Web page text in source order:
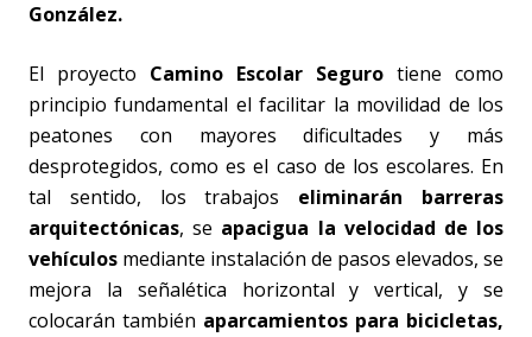
González.
El proyecto Camino Escolar Seguro tiene como
principio fundamental el facilitar la movilidad de los
peatones con mayores dificultades y más
desprotegidos, como es el caso de los escolares. En
tal sentido, los trabajos eliminarán barreras
arquitectónicas, se apacigua la velocidad de los
vehículos mediante instalación de pasos elevados, se
mejora la señalética horizontal y vertical, y se
colocarán también aparcamientos para bicicletas,